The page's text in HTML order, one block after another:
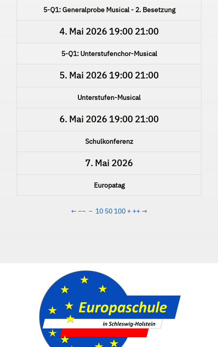
5-Q1: Generalprobe Musical - 2. Besetzung
4. Mai 2026 19:00 21:00
5-Q1: Unterstufenchor-Musical
5. Mai 2026 19:00 21:00
Unterstufen-Musical
6. Mai 2026 19:00 21:00
Schulkonferenz
7. Mai 2026
Europatag
← −− − 10 50 100 + ++→